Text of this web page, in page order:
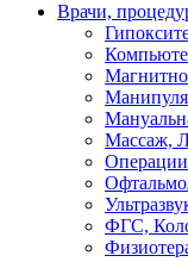
Врачи,
Массаж,
Операции
ФГС,